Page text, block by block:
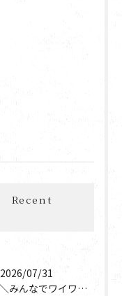
Recent
2026/07/31
🔥＼みんなでワイワイ楽しもう🎉／🔥